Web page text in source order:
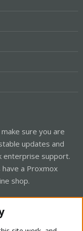
sure you are
updates and
enterprise support.
a Proxmox
shop.